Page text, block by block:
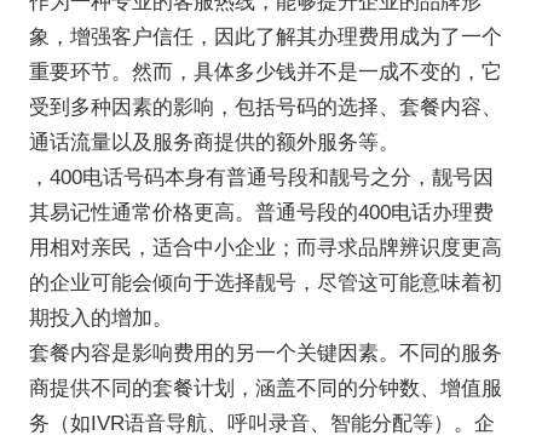
象，增强客户信任，因此了解其办理费用成为了一个
重要环节。然而，具体多少钱并不是一成不变的，它
受到多种因素的影响，包括号码的选择、套餐内容、
通话流量以及服务商提供的额外服务等。
，400电话号码本身有普通号段和靓号之分，靓号因
其易记性通常价格更高。普通号段的400电话办理费
用相对亲民，适合中小企业；而寻求品牌辨识度更高
的企业可能会倾向于选择靓号，尽管这可能意味着初
期投入的增加。
套餐内容是影响费用的另一个关键因素。不同的服务
商提供不同的套餐计划，涵盖不同的分钟数、增值服
务（如IVR语音导航、呼叫录音、智能分配等）。企